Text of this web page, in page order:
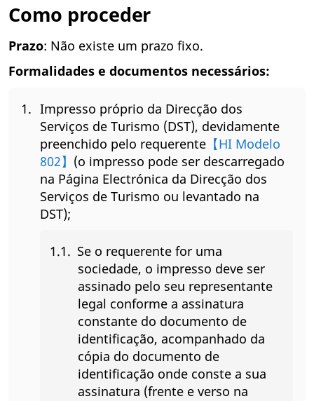
Como proceder
Prazo: Não existe um prazo fixo.
Formalidades e documentos necessários:
Impresso próprio da Direcção dos
Serviços de Turismo (DST), devidamente
preenchido pelo requerente 【HI Modelo
802】 (o impresso pode ser descarregado
na Página Electrónica da Direcção dos
Serviços de Turismo ou levantado na
DST);
Se o requerente for uma
sociedade, o impresso deve ser
assinado pelo seu representante
legal conforme a assinatura
constante do documento de
identificação, acompanhado da
cópia do documento de
identificação onde conste a sua
assinatura (frente e verso na